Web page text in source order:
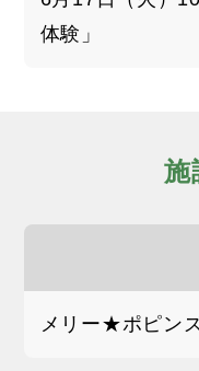
体験」
施
メリー★ポピン